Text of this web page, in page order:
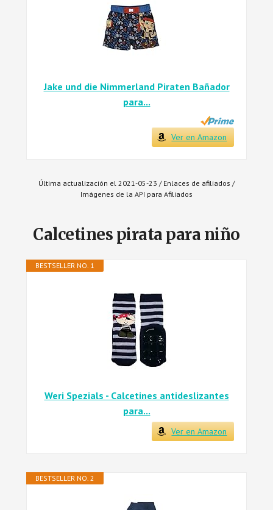
Jake und die Nimmerland Piraten Bañador
para...
Ver en Amazon
Última actualización el 2021-05-23 / Enlaces de afiliados /
Imágenes de la API para Afiliados
Calcetines pirata para niño
BESTSELLER NO. 1
Weri Spezials - Calcetines antideslizantes
para...
Ver en Amazon
BESTSELLER NO. 2